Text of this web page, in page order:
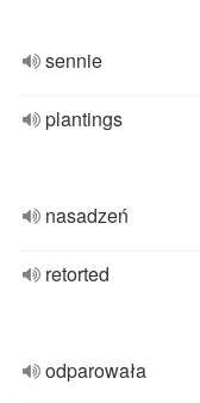
sennie
plantings
nasadzeń
retorted
odparowała